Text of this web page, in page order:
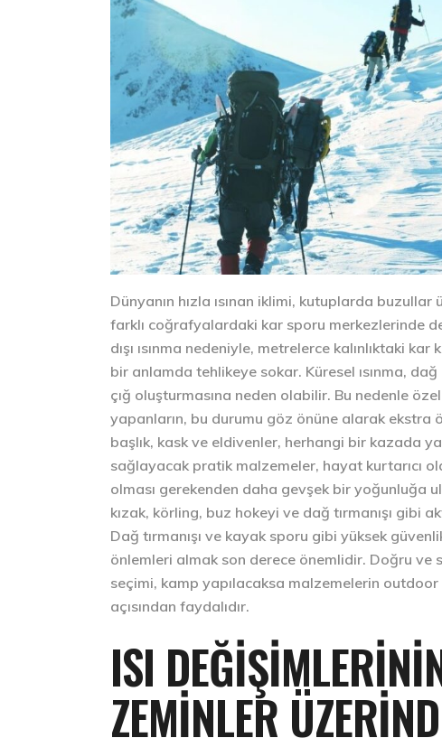
Dünyanın hızla ısınan iklimi, kutuplarda
farklı coğrafyalardaki kar sporu merkezlerinde
dışı ısınma nedeniyle, metrelerce kalınlıktaki
bir anlamda tehlikeye sokar. Küresel ısınma,
çığ oluşturmasına neden olabilir. Bu nedenle
yapanların, bu durumu göz önüne alarak ekstra
başlık, kask ve eldivenler, herhangi bir kazada
sağlayacak pratik malzemeler, hayat kurtarıcı
olması gerekenden daha gevşek bir yoğunluğa
kızak, körling, buz hokeyi ve dağ tırmanışı gibi
Dağ tırmanışı ve kayak sporu gibi yüksek
önlemleri almak son derece önemlidir. Doğru
seçimi, kamp yapılacaksa malzemelerin
açısından faydalıdır.
ISI
ZEMINLER